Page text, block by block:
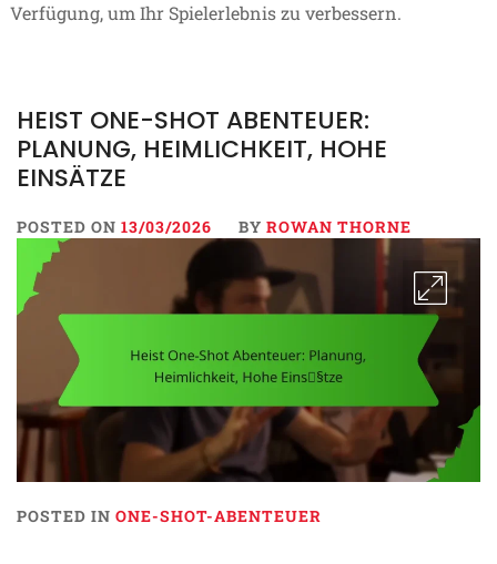
Verfügung, um Ihr Spielerlebnis zu verbessern.
HEIST ONE-SHOT ABENTEUER:
PLANUNG, HEIMLICHKEIT, HOHE
EINSÄTZE
POSTED ON 13/03/2026 BY ROWAN THORNE
POSTED IN ONE-SHOT-ABENTEUER